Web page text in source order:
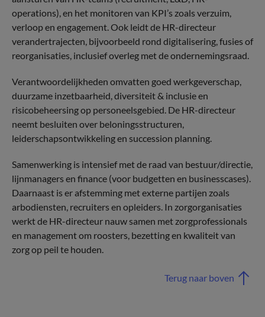
operations), en het monitoren van KPI’s zoals verzuim,
verloop en engagement. Ook leidt de HR-directeur
verandertrajecten, bijvoorbeeld rond digitalisering, fusies of
reorganisaties, inclusief overleg met de ondernemingsraad.
Verantwoordelijkheden omvatten goed werkgeverschap,
duurzame inzetbaarheid, diversiteit & inclusie en
risicobeheersing op personeelsgebied. De HR-directeur
neemt besluiten over beloningsstructuren,
leiderschapsontwikkeling en succession planning.
Samenwerking is intensief met de raad van bestuur/directie,
lijnmanagers en finance (voor budgetten en businesscases).
Daarnaast is er afstemming met externe partijen zoals
arbodiensten, recruiters en opleiders. In zorgorganisaties
werkt de HR-directeur nauw samen met zorgprofessionals
en management om roosters, bezetting en kwaliteit van
zorg op peil te houden.
Terug naar boven